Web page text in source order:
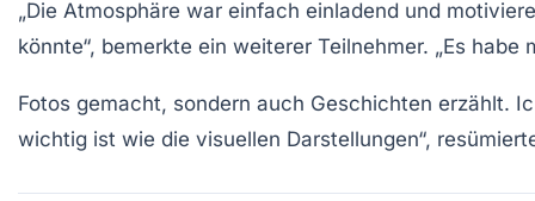
„Die Atmosphäre war einfach einladend und
könnte“, bemerkte ein weiterer Teilnehmer. „Es
Fotos gemacht, sondern auch Geschichten erzählt.
wichtig ist wie die visuellen Darstellungen“,